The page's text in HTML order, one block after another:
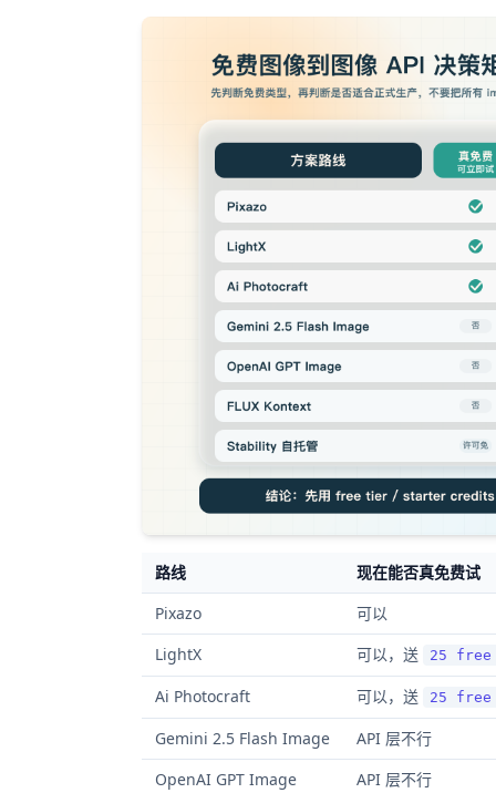
路线
现在能否真免费试
Pixazo
可以
LightX
可以，送 25
Ai Photocraft 可以，送 25
Gemini 2.5 Flash Image
API 层不行
OpenAI GPT Image
API 层不行